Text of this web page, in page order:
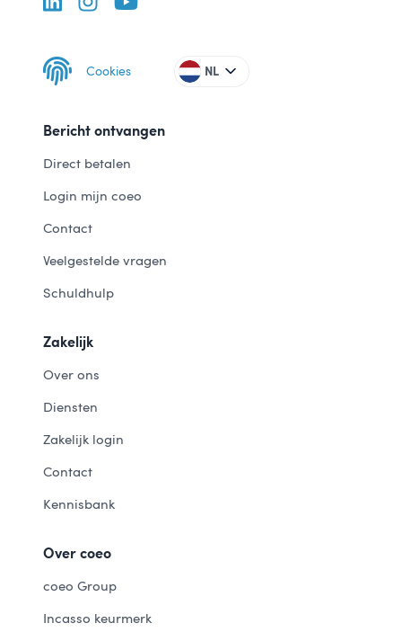
Cookies NL
Bericht ontvangen
Direct betalen
Login mijn coeo
Contact
Veelgestelde vragen
Schuldhulp
Zakelijk
Over ons
Diensten
Zakelijk login
Contact
Kennisbank
Over coeo
coeo Group
Incasso keurmerk